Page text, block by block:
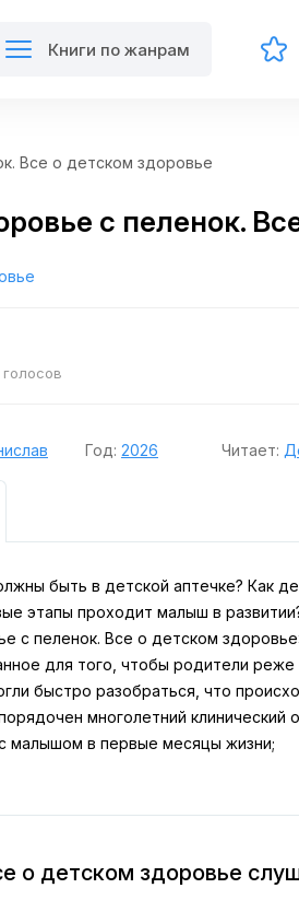
Книги по жанрам
Все о детском здоровье
с пеленок.
голосов
Год: 2026 Читает:
быть в детской аптечке? Как
этапы проходит малыш в
с пеленок. Все о детском
для того, чтобы родители
быстро разобраться, что
многолетний
малышом в первые месяцы жизни;
прибавка в весе, рефлексы,
детской аптечки;
на практику, помогают снизить
о детском здоровье